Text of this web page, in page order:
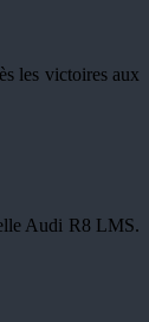
les victoires aux
Audi R8 LMS.